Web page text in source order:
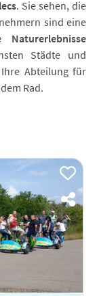
. Sie sehen, die
sind eine
Naturerlebnisse
Städte und
Abteilung für
Rad.